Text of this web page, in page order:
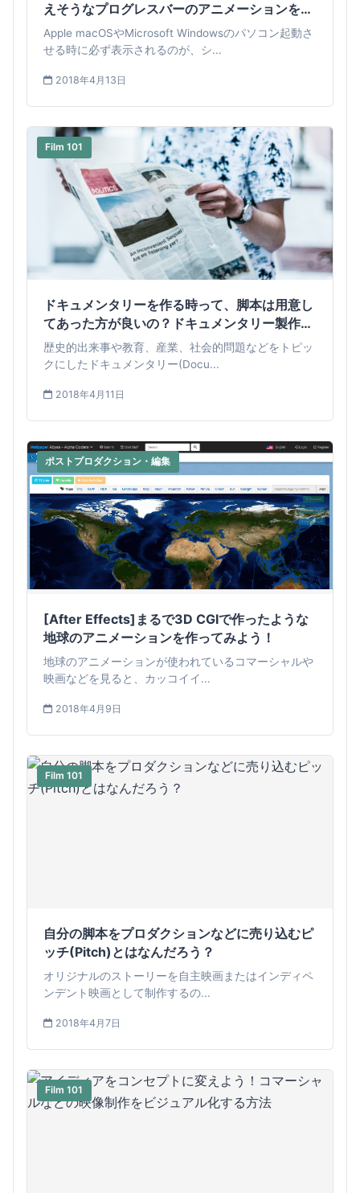
えそうなプログレスバーのアニメーションを作
ってみよう！
Apple macOSやMicrosoft Windowsのパソコン起動さ
せる時に必ず表示されるのが、シ...
2018年4月13日
Film 101
ドキュメンタリーを作る時って、脚本は用意し
てあった方が良いの？ドキュメンタリー製作に
オススメな3つの方法
歴史的出来事や教育、産業、社会的問題などをトピッ
クにしたドキュメンタリー(Docu...
2018年4月11日
ポストプロダクション・編集
[After Effects]まるで3D CGIで作ったような
地球のアニメーションを作ってみよう！
地球のアニメーションが使われているコマーシャルや
映画などを見ると、カッコイイ...
2018年4月9日
Film 101
自分の脚本をプロダクションなどに売り込むピ
ッチ(Pitch)とはなんだろう？
オリジナルのストーリーを自主映画またはインディペ
ンデント映画として制作するの...
2018年4月7日
Film 101